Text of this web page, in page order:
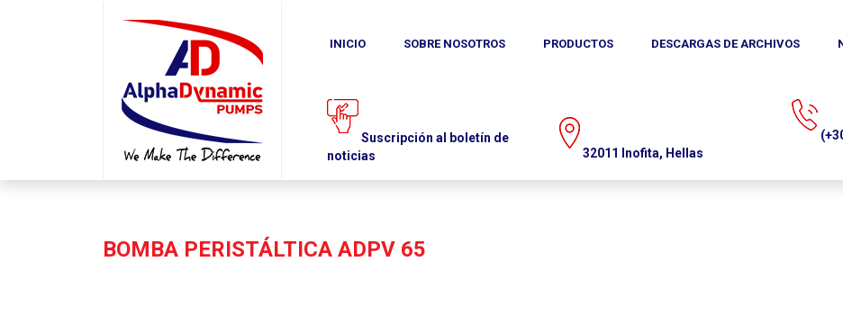
INICIO SOBRE NOSOTROS PRODUCTOS DESCARGAS DE ARCHIVOS
Solicite un presupuesto Suscripción al boletín de
32011 Inofita, Hellas
BOMBA PERISTÁLTICA ADPV 65
PRODUCTOS
DESCARGAS
ARCHIVOS
NEWS MEDIA CONTACTO